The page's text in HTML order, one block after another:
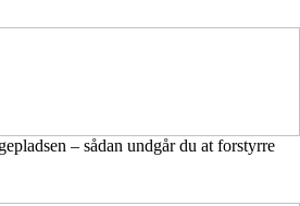
– sådan undgår du at forstyrre